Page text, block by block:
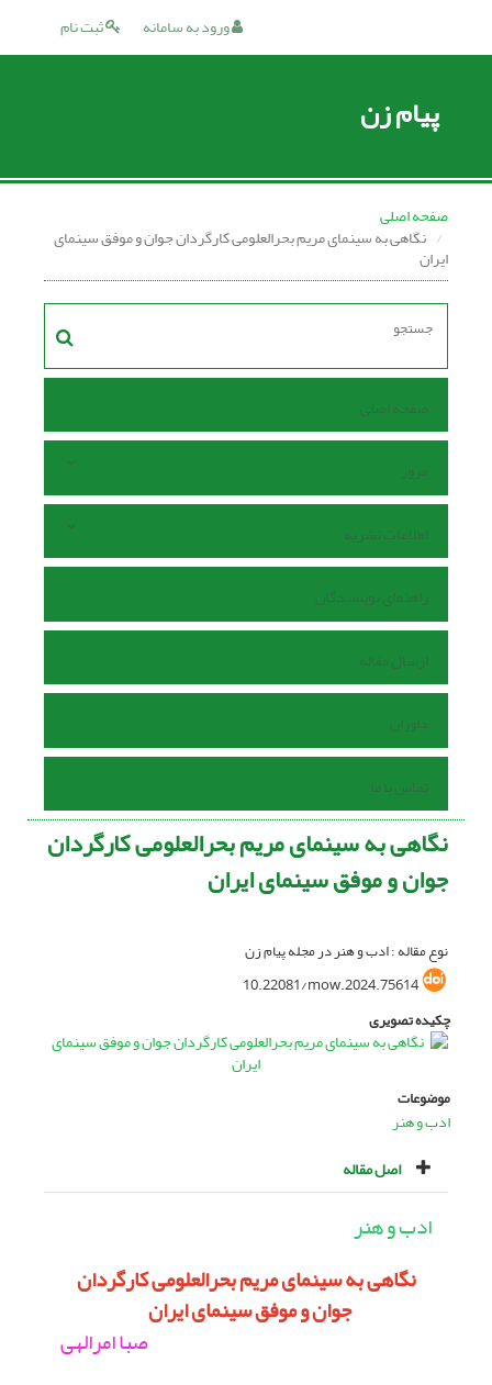
ثبت نام ورود به سامانه
پیام زن
صفحه اصلی
نگاهی به سینمای مریم بحرالعلومی کارگردان جوان و موفق سینمای
ایران
صفحه اصلی
مرور
اطلاعات نشریه
راهنمای نویسندگان
ارسال مقاله
داوران
تماس با ما
نگاهی به سینمای مریم بحرالعلومی کارگردان
جوان و موفق سینمای ایران
نوع مقاله : ادب و هنر در مجله پیام زن
10.22081/mow.2024.75614
چکیده تصویری
موضوعات
ادب و هنر
اصل مقاله
ادب و هنر
نگاهی به سینمای مریم بحرالعلومی کارگردان
جوان و موفق سینمای ایران
صبا امرالهی